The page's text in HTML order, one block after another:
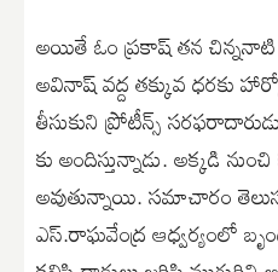
అయితే ఓం ప్రకాష్ తన
అవినాష్ వద్ద తక్కువ ధరకు
తీసుకుని ప్రోటీన్స్
కు అందిస్తున్నాడు. అక్కడి
అవుతున్నాయి. సమాచారం
ఎస్.రాఘవేంద్ర ఆధ్వర్యంలో